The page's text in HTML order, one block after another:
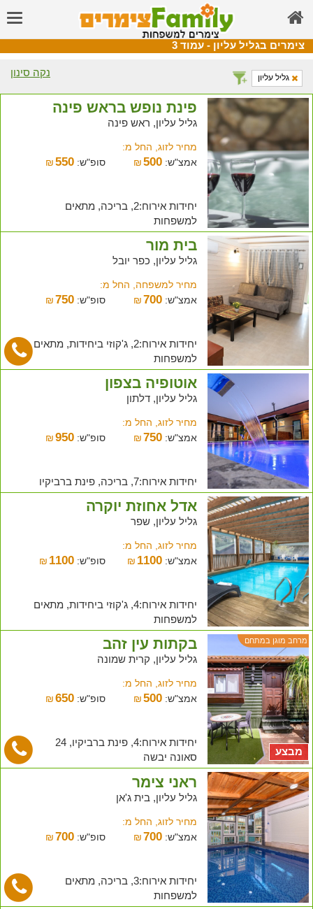
צימרים בגליל עליון - עמוד 3
נקה סינון גליל עליון
פינת נופש בראש פינה
גליל עליון, ראש פינה
מחיר לזוג, החל מ:
אמצ"ש:
₪500 סופ"ש: ₪ 550
יחידות אירוח:2, בריכה, מתאים
למשפחות
בית מור
גליל עליון, כפר יובל
מחיר למשפחה, החל מ:
אמצ"ש:
₪700 סופ"ש: ₪ 750
יחידות אירוח:2, ג'קוזי ביחידות, מתאים
למשפחות
אוטופיה בצפון
גליל עליון, דלתון
מחיר לזוג, החל מ:
אמצ"ש:
₪750 סופ"ש: ₪ 950
יחידות אירוח:7, בריכה, פינת ברביקיו
אדל אחוזת יוקרה
גליל עליון, שפר
מחיר לזוג, החל מ:
אמצ"ש:
₪ 1100 סופ"ש: ₪ 1100
יחידות אירוח:4, ג'קוזי ביחידות, מתאים
למשפחות
מבצע
מרחב מוגן במתחם בקתות עין זהב
גליל עליון, קרית שמונה
מחיר לזוג, החל מ:
אמצ"ש:
₪500 סופ"ש: ₪ 650
יחידות אירוח:4, פינת ברביקיו, 24
סאונה יבשה
ראני צימר
גליל עליון, בית ג'אן
מחיר לזוג, החל מ:
אמצ"ש:
₪700 סופ"ש: ₪ 700
יחידות אירוח:3, בריכה, מתאים
למשפחות